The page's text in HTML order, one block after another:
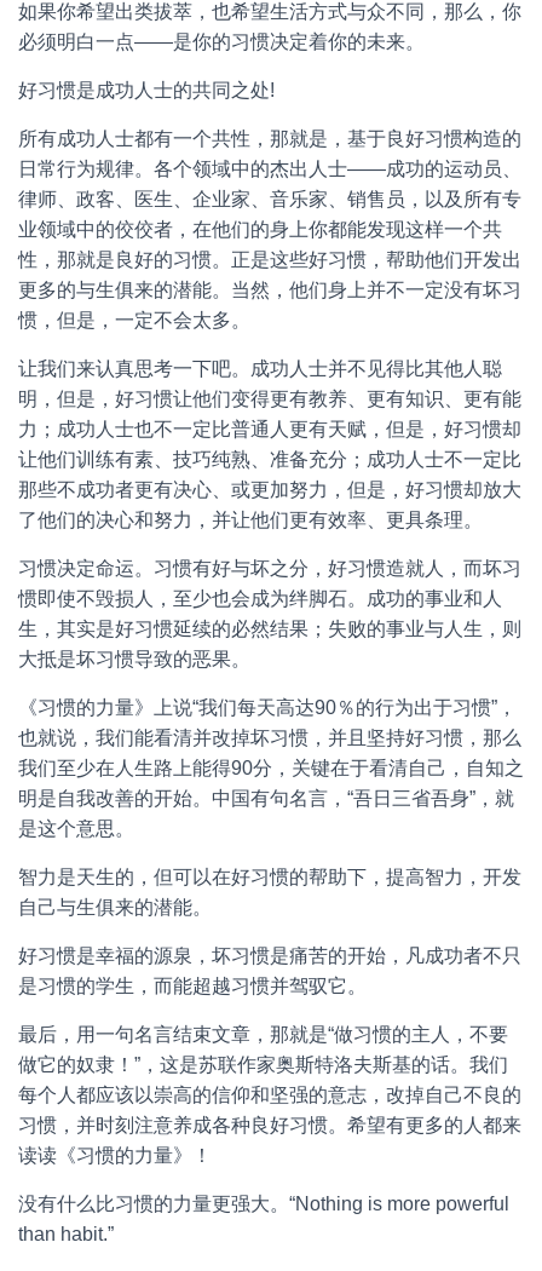
如果你希望出类拔萃，也希望生活方式与众不同，那么，你
必须明白一点――是你的习惯决定着你的未来。
好习惯是成功人士的共同之处!
所有成功人士都有一个共性，那就是，基于良好习惯构造的
日常行为规律。各个领域中的杰出人士――成功的运动员、
律师、政客、医生、企业家、音乐家、销售员，以及所有专
业领域中的佼佼者，在他们的身上你都能发现这样一个共
性，那就是良好的习惯。正是这些好习惯，帮助他们开发出
更多的与生俱来的潜能。当然，他们身上并不一定没有坏习
惯，但是，一定不会太多。
让我们来认真思考一下吧。成功人士并不见得比其他人聪
明，但是，好习惯让他们变得更有教养、更有知识、更有能
力；成功人士也不一定比普通人更有天赋，但是，好习惯却
让他们训练有素、技巧纯熟、准备充分；成功人士不一定比
那些不成功者更有决心、或更加努力，但是，好习惯却放大
了他们的决心和努力，并让他们更有效率、更具条理。
习惯决定命运。习惯有好与坏之分，好习惯造就人，而坏习
惯即使不毁损人，至少也会成为绊脚石。成功的事业和人
生，其实是好习惯延续的必然结果；失败的事业与人生，则
大抵是坏习惯导致的恶果。
《习惯的力量》上说“我们每天高达90％的行为出于习惯”，
也就说，我们能看清并改掉坏习惯，并且坚持好习惯，那么
我们至少在人生路上能得90分，关键在于看清自己，自知之
明是自我改善的开始。中国有句名言，“吾日三省吾身”，就
是这个意思。
智力是天生的，但可以在好习惯的帮助下，提高智力，开发
自己与生俱来的潜能。
好习惯是幸福的源泉，坏习惯是痛苦的开始，凡成功者不只
是习惯的学生，而能超越习惯并驾驭它。
最后，用一句名言结束文章，那就是“做习惯的主人，不要
做它的奴隶！”，这是苏联作家奥斯特洛夫斯基的话。我们
每个人都应该以崇高的信仰和坚强的意志，改掉自己不良的
习惯，并时刻注意养成各种良好习惯。希望有更多的人都来
读读《习惯的力量》！
没有什么比习惯的力量更强大。“Nothing is more powerful
than habit.”